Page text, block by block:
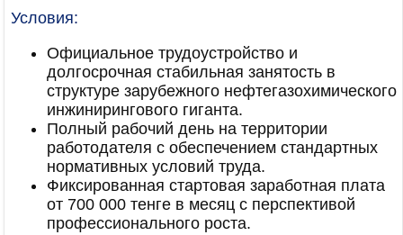
Условия:
Официальное трудоустройство и
долгосрочная стабильная занятость в
структуре зарубежного нефтегазохимического
инжинирингового гиганта.
Полный рабочий день на территории
работодателя с обеспечением стандартных
нормативных условий труда.
Фиксированная стартовая заработная плата
от 700 000 тенге в месяц с перспективой
профессионального роста.